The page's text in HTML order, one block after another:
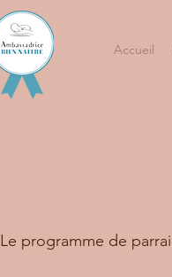
Accueil
Le programme de